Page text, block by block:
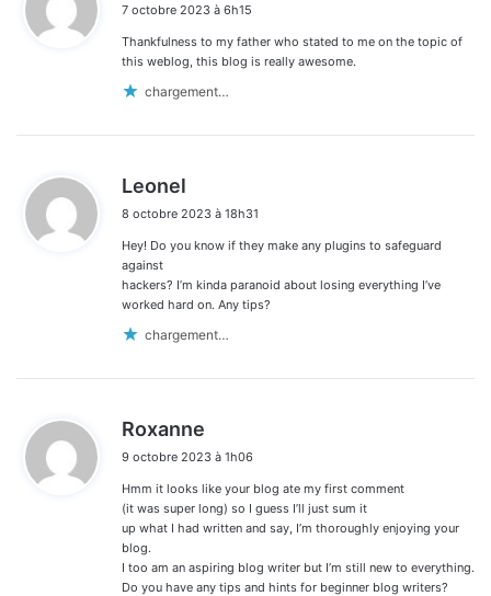
t
:
7 octobre 2023 à 6h15
Thankfulness to my father who stated to me on the topic of
this weblog, this blog is really awesome.
chargement…
Leonel
t
8 octobre 2023 à 18h31
Hey! Do you know if they make any plugins to safeguard
against
hackers? I’m kinda paranoid about losing everything I’ve
worked hard on. Any tips?
chargement…
Roxanne
t
:
9 octobre 2023 à 1h06
Hmm it looks like your blog ate my first comment
(it was super long) so I guess I’ll just sum it
up what I had written and say, I’m thoroughly enjoying your
blog.
I too am an aspiring blog writer but I’m still new to everything.
Do you have any tips and hints for beginner blog writers?